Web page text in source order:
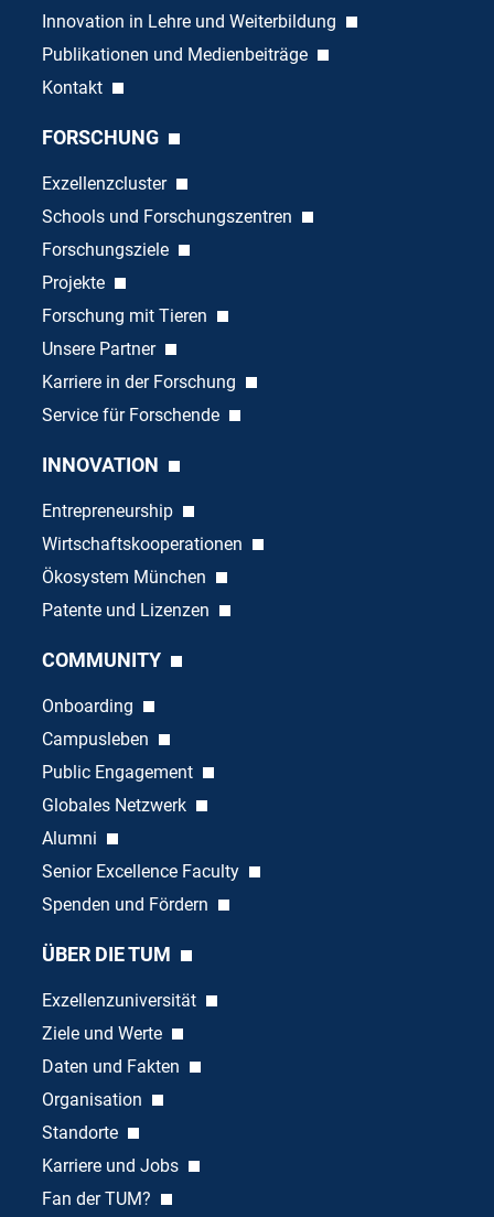
Innovation in Lehre und Weiterbildung
Publikationen und Medienbeiträge
Kontakt
FORSCHUNG
Exzellenzcluster
Schools und Forschungszentren
Forschungsziele
Projekte
Forschung mit Tieren
Unsere Partner
Karriere in der Forschung
Service für Forschende
INNOVATION
Entrepreneurship
Wirtschaftskooperationen
Ökosystem München
Patente und Lizenzen
COMMUNITY
Onboarding
Campusleben
Public Engagement
Globales Netzwerk
Alumni
Senior Excellence Faculty
Spenden und Fördern
ÜBER DIE TUM
Exzellenzuniversität
Ziele und Werte
Daten und Fakten
Organisation
Standorte
Karriere und Jobs
Fan der TUM?